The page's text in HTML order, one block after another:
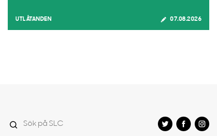
UTLÅTANDEN 07.08.2026